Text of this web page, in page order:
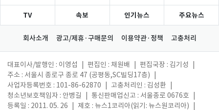
TV 속보 인기뉴스 주요뉴스
회사소개 광고/제휴·구매문의 이용약관·정책 고충처리
대표이사/발행인 : 이영섭 편집인 : 채원배 편집국장 : 김기성
주소 : 서울시 종로구 종로 47 (공평동,SC빌딩17층)
사업자등록번호 : 101-86-62870
고충처리인 : 김성환
청소년보호책임자 : 안병길
통신판매업신고 : 서울종로 0676호
등록일 : 2011. 05. 26
제호 : 뉴스1코리아(읽기: 뉴스원코리아)